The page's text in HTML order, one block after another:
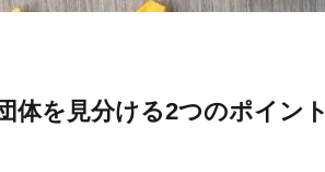
体を見分ける2つのポイント